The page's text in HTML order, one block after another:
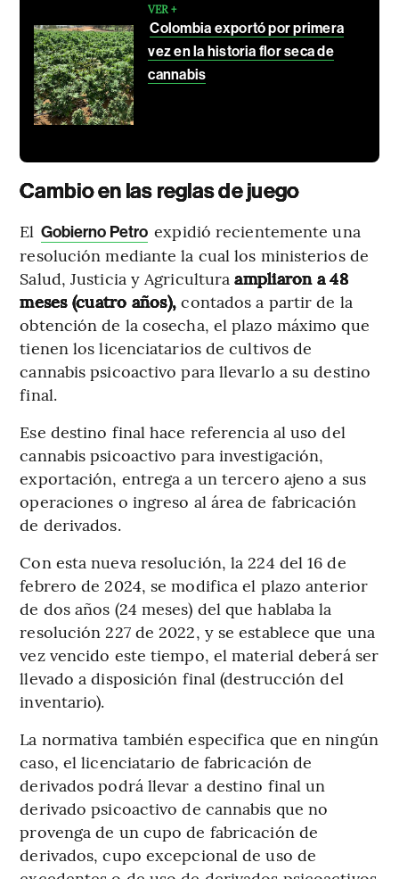
VER +
Colombia exportó por primera
vez en la historia flor seca de
cannabis
Cambio en las reglas de juego
El Gobierno Petro expidió recientemente una
resolución mediante la cual los ministerios de
Salud, Justicia y Agriculturaampliaron a 48
meses (cuatro años),contados a partir de la
obtención de la cosecha, el plazo máximo que
tienen los licenciatarios de cultivos de
cannabis psicoactivo para llevarlo a su destino
final.
Ese destino final hace referencia al uso del
cannabis psicoactivo para investigación,
exportación, entrega a un tercero ajeno a sus
operaciones o ingreso al área de fabricación
de derivados.
Con esta nueva resolución, la 224 del 16 de
febrero de 2024, se modifica el plazo anterior
de dos años (24 meses) del que hablaba la
resolución 227 de 2022, y se establece que una
vez vencido este tiempo, el material deberá ser
llevado a disposición final (destrucción del
inventario).
La normativa también especifica que en ningún
caso, el licenciatario de fabricación de
derivados podrá llevar a destino final un
derivado psicoactivo de cannabis que no
provenga de un cupo de fabricación de
derivados, cupo excepcional de uso de